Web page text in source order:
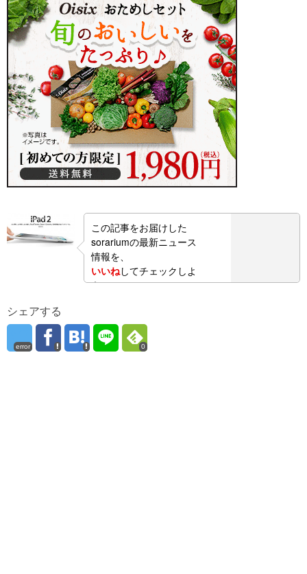
この記事をお届けした
sorariumの最新ニュース
情報を、
いいねしてチェックしよ
う！
シェアする
error 0